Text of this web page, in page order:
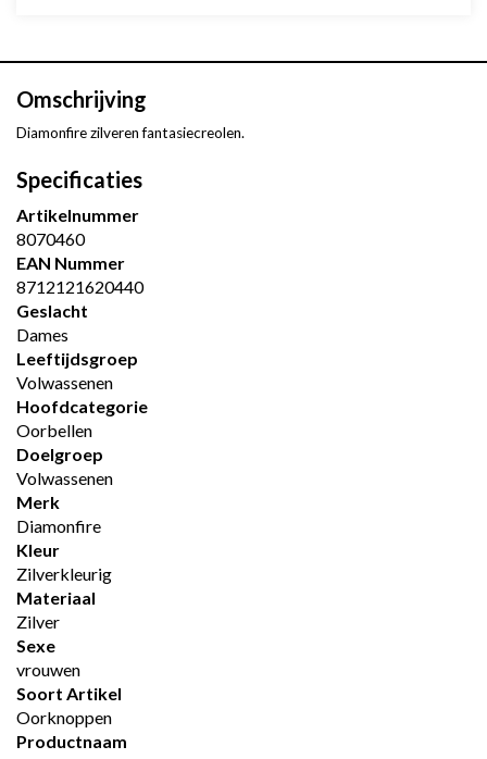
Omschrijving
Diamonfire zilveren fantasiecreolen.
Specificaties
Artikelnummer
8070460
EAN Nummer
8712121620440
Geslacht
Dames
Leeftijdsgroep
Volwassenen
Hoofdcategorie
Oorbellen
Doelgroep
Volwassenen
Merk
Diamonfire
Kleur
Zilverkleurig
Materiaal
Zilver
Sexe
vrouwen
Soort Artikel
Oorknoppen
Productnaam